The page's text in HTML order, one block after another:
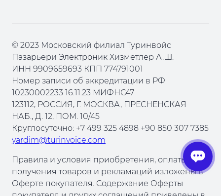
© 2023 Московский филиал Туринвойс
Пазарьери Электроник Хизметлер А.Ш.
ИНН 9909659693 КПП 774791001
Номер записи об аккредитации в РФ
10230002233 16.11.23 МИФНС47
123112, РОССИЯ, Г. МОСКВА, ПРЕСНЕНСКАЯ
НАБ., Д. 12, ПОМ. 10/45
Круглосуточно: +7 499 325 4898 +90 850 307 7385
yardim@turinvoice.com
Правила и условия приобретения, оплаты,
получения товаров и рекламаций изложены в
Оферте покупателя. Содержание Оферты